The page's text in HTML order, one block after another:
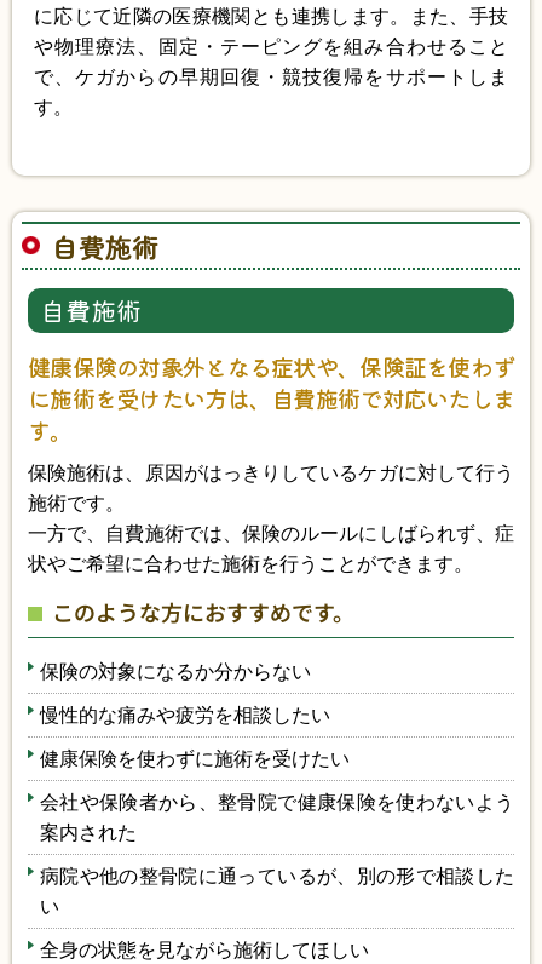
に応じて近隣の医療機関とも連携します。また、手技
や物理療法、固定・テーピングを組み合わせること
で、ケガからの早期回復・競技復帰をサポートしま
す。
自費施術
自費施術
健康保険の対象外となる症状や、保険証を使わず
に施術を受けたい方は、自費施術で対応いたしま
す。
保険施術は、原因がはっきりしているケガに対して行う
施術です。
一方で、自費施術では、保険のルールにしばられず、症
状やご希望に合わせた施術を行うことができます。
このような方におすすめです。
保険の対象になるか分からない
慢性的な痛みや疲労を相談したい
健康保険を使わずに施術を受けたい
会社や保険者から、整骨院で健康保険を使わないよう
案内された
病院や他の整骨院に通っているが、別の形で相談した
い
全身の状態を見ながら施術してほしい